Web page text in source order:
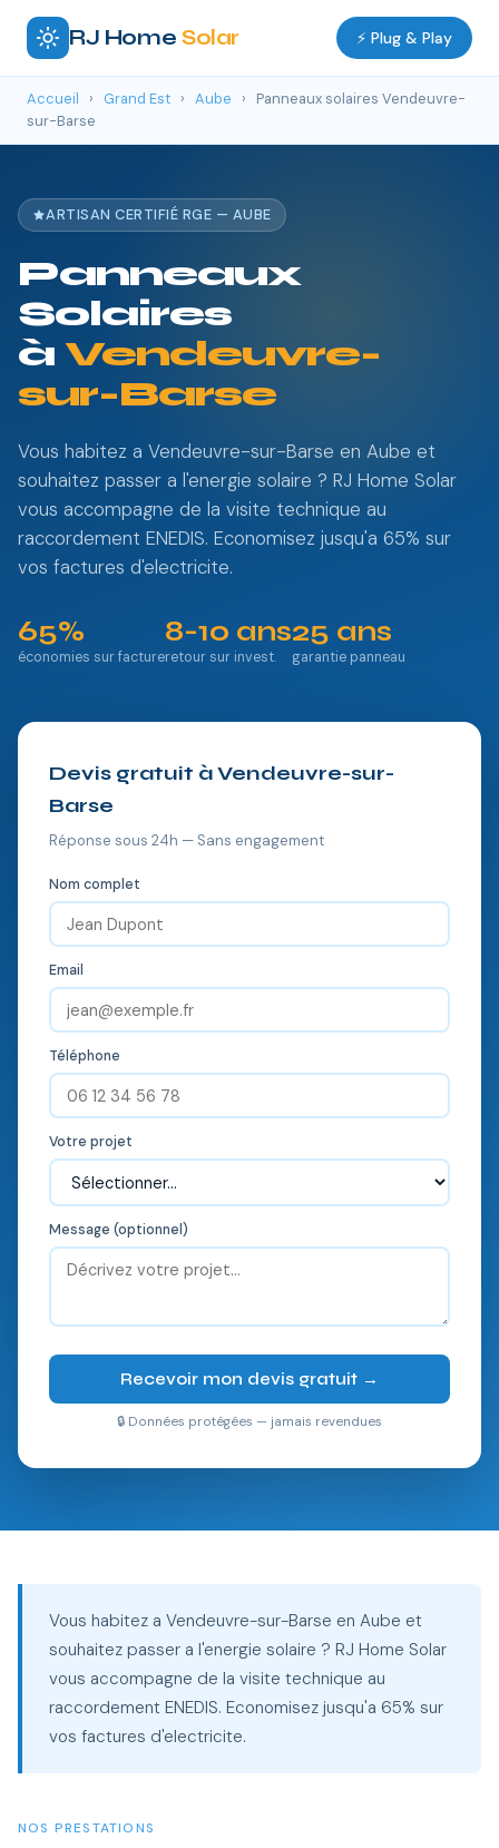
RJ Home Solar ⚡ Plug & Play
Accueil › Grand Est › Aube ›
Panneaux solaires Vendeuvre-
sur-Barse
ARTISAN CERTIFIÉ RGE — AUBE
Panneaux
Solaires
àVendeuvre-
sur-Barse
Vous habitez a Vendeuvre-sur-Barse en Aube et
souhaitez passer a l'energie solaire ? RJ Home Solar
vous accompagne de la visite technique au
raccordement ENEDIS. Economisez jusqu'a 65% sur
vos factures d'electricite.
65%
économies sur facture
8-10 ans
retour sur invest.
25 ans
garantie panneau
Devis gratuit à Vendeuvre-sur-
Barse
Réponse sous 24h — Sans engagement
Nom complet
Email
Téléphone
Votre projet
Message (optionnel)
Recevoir mon devis gratuit →
🔒 Données protégées — jamais revendues
Vous habitez a Vendeuvre-sur-Barse en Aube et
souhaitez passer a l'energie solaire ? RJ Home Solar
vous accompagne de la visite technique au
raccordement ENEDIS. Economisez jusqu'a 65% sur
vos factures d'electricite.
NOS PRESTATIONS